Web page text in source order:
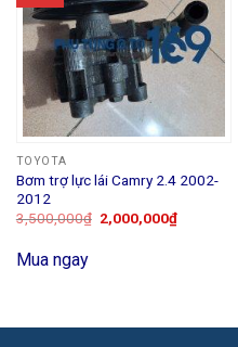
TOYOTA
Bơm trợ lực lái Camry 2.4 2002-
2012
3,500,000₫ 2,000,000₫
Mua ngay